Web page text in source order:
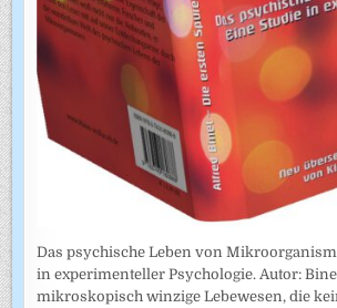
Das psychische Leben von
in experimenteller Psychologie. Autor:
mikroskopisch winzige Lebewesen, die